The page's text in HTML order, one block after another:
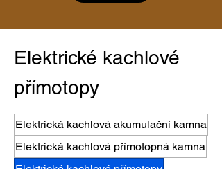
Elektrické kachlové
přímotopy
Elektrická kachlová akumulační kamna
Elektrická kachlová přímotopná kamna